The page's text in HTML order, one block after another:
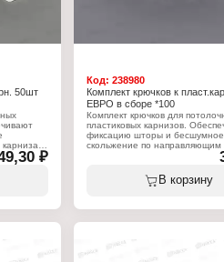
50шт
₽
Код:238980
Комплект крючков к
ЕВРО в сборе *100
Комплект крючков для
пластиковых карнизов.
фиксацию шторы и бесшумное
скольжение по направляющим
Характеристики:
Тип товара: Комплект крючков
В корзину